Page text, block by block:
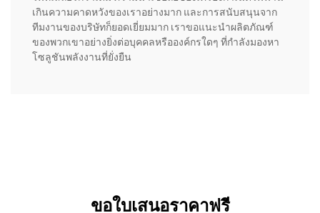
เกินความคาดหวังของเราอย่างมาก และการสนับสนุนจาก
ทีมงานของบริษัทก็ยอดเยี่ยมมาก เราขอแนะนำผลิตภัณฑ์
ของพวกเขาอย่างยิ่งต่อบุคคลหรือองค์กรใดๆ ที่กำลังมองหา
โซลูชันพลังงานที่ยั่งยืน
ขอใบเสนอราคาฟรี